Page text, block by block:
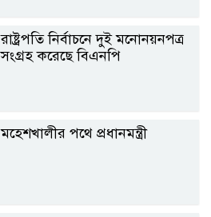
রাষ্ট্রপতি নির্বাচনে দুই মনোনয়নপত্র
সংগ্রহ করেছে বিএনপি
মহেশখালীর পথে প্রধানমন্ত্রী